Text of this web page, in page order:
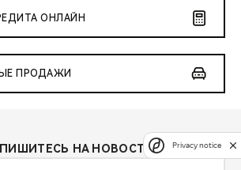
ОНЛАЙН
ПРОДАЖИ
НА НОВОСТИ: Privacy notice